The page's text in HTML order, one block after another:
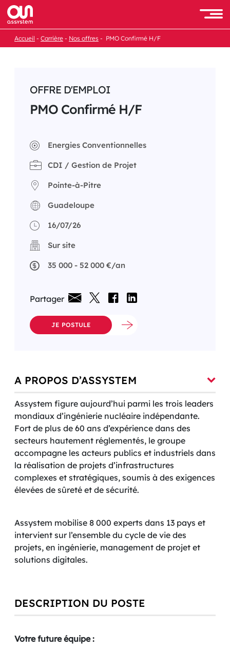
Passer
au
contenu
Accueil Carrière Nos offres PMO Confirmé H/F
OFFRE D'EMPLOI
PMO Confirmé H/F
Energies Conventionnelles
CDI / Gestion de Projet
Pointe-à-Pitre
Guadeloupe
16/07/26
Sur site
35 000 - 52 000 €/an
Partager
JE POSTULE
A PROPOS D’ASSYSTEM
Assystem figure aujourd’hui parmi les trois leaders
mondiaux d’ingénierie nucléaire indépendante.
Fort de plus de 60 ans d’expérience dans des
secteurs hautement réglementés, le groupe
accompagne les acteurs publics et industriels dans
la réalisation de projets d’infrastructures
complexes et stratégiques, soumis à des exigences
élevées de sûreté et de sécurité.
Assystem mobilise 8 000 experts dans 13 pays et
intervient sur l’ensemble du cycle de vie des
projets, en ingénierie, management de projet et
solutions digitales.
DESCRIPTION DU POSTE
Votre future équipe :